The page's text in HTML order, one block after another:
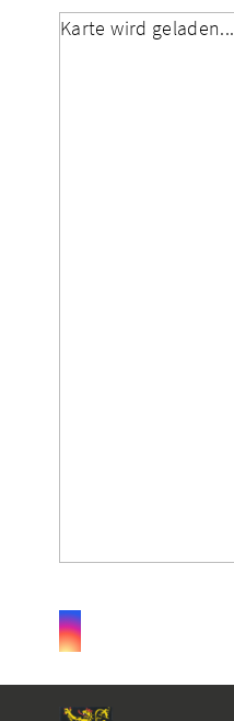
Karte wird geladen...